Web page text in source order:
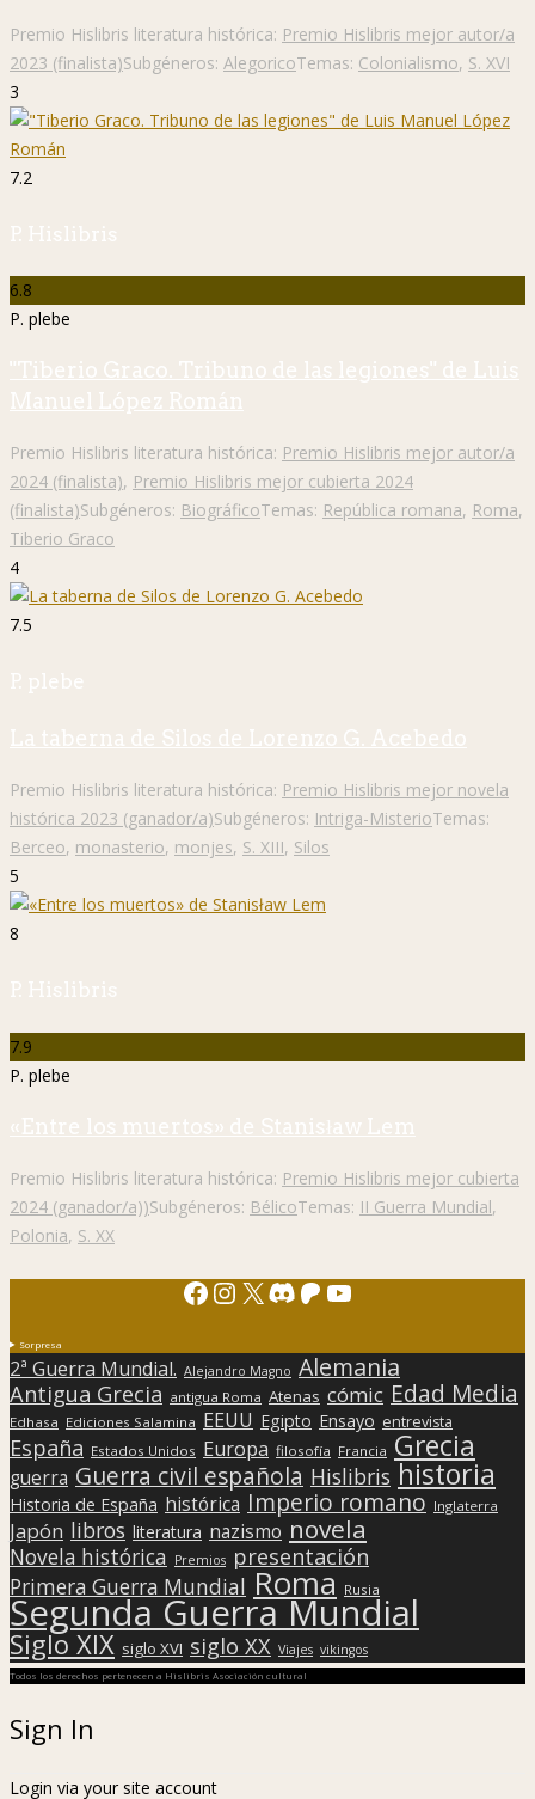
Premio Hislibris literatura histórica: Premio Hislibris mejor autor/a
2023 (finalista)Subgéneros: AlegoricoTemas: Colonialismo, S. XVI
3
7.2
P. Hislibris
6.8
P. plebe
"Tiberio Graco. Tribuno de las legiones" de Luis
Manuel López Román
Premio Hislibris literatura histórica: Premio Hislibris mejor autor/a
2024 (finalista), Premio Hislibris mejor cubierta 2024
(finalista)Subgéneros: BiográficoTemas: República romana, Roma,
Tiberio Graco
4
7.5
P. plebe
La taberna de Silos de Lorenzo G. Acebedo
Premio Hislibris literatura histórica: Premio Hislibris mejor novela
histórica 2023 (ganador/a)Subgéneros: Intriga-MisterioTemas:
Berceo, monasterio, monjes, S. XIII, Silos
5
8
P. Hislibris
7.9
P. plebe
«Entre los muertos» de Stanisław Lem
Premio Hislibris literatura histórica: Premio Hislibris mejor cubierta
2024 (ganador/a))Subgéneros: BélicoTemas: II Guerra Mundial,
Polonia, S. XX
Facebook
Instagram
X Discord
Patreon
YouTube
Sorpresa
2ª Guerra Mundial. Alejandro Magno Alemania
Antigua Grecia antigua Roma Atenas cómic Edad Media
Edhasa Ediciones Salamina EEUU Egipto Ensayo entrevista
España Estados Unidos Europa filosofía Francia Grecia
guerra Guerra civil española Hislibris historia
Historia de España histórica Imperio romano Inglaterra
Japón libros literatura nazismo novela
Novela histórica Premios presentación
Primera Guerra Mundial Roma Rusia
Segunda Guerra Mundial
Siglo XIX siglo XVI siglo XX Viajes vikingos
Todos los derechos pertenecen a Hislibris Asociación cultural
Sign In
Login via your site account